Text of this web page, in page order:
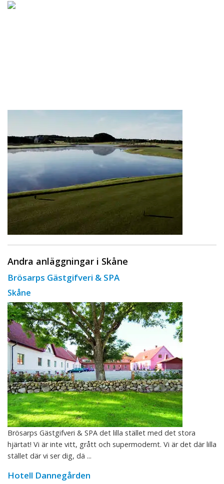
Andra anläggningar i Skåne
Brösarps Gästgifveri & SPA
Skåne
Brösarps Gästgifveri & SPA det lilla stället med det stora
hjärtat! Vi är inte vitt, grått och supermodernt. Vi är det där lilla
stället där vi ser dig, dä ...
Hotell Dannegården